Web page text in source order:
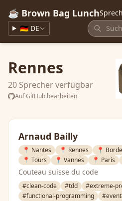
☕ Brown Bag Lunch
🇩🇪 DE
Rennes
20 Sprecher verfügbar
Auf GitHub bearbeiten
Arnaud Bailly
📍 Nantes 📍 Rennes
📍
📍 Tours
📍 Vannes 📍 Paris
Couteau suisse du code
#clean-code #tdd
#extreme-
#functional-programming